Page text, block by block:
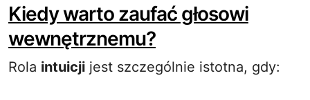
Kiedy warto zaufać głosowi
wewnętrznemu?
Rola intuicji jest szczególnie istotna, gdy: